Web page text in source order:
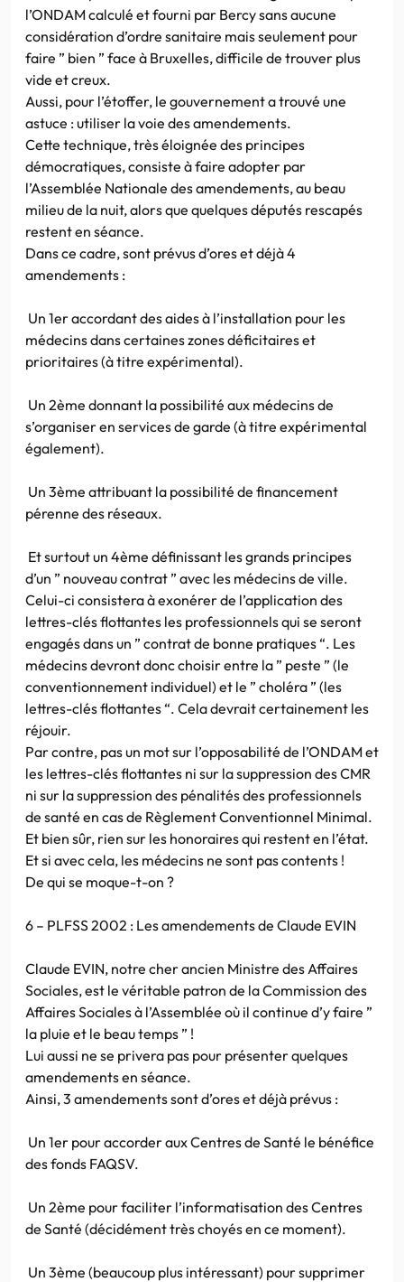
l’ONDAM calculé et fourni par Bercy sans aucune
considération d’ordre sanitaire mais seulement pour
faire ” bien ” face à Bruxelles, difficile de trouver plus
vide et creux.
Aussi, pour l’étoffer, le gouvernement a trouvé une
astuce : utiliser la voie des amendements.
Cette technique, très éloignée des principes
démocratiques, consiste à faire adopter par
l’Assemblée Nationale des amendements, au beau
milieu de la nuit, alors que quelques députés rescapés
restent en séance.
Dans ce cadre, sont prévus d’ores et déjà 4
amendements :
Un 1er accordant des aides à l’installation pour les
médecins dans certaines zones déficitaires et
prioritaires (à titre expérimental).
Un 2ème donnant la possibilité aux médecins de
s’organiser en services de garde (à titre expérimental
également).
Un 3ème attribuant la possibilité de financement
pérenne des réseaux.
Et surtout un 4ème définissant les grands principes
d’un ” nouveau contrat ” avec les médecins de ville.
Celui-ci consistera à exonérer de l’application des
lettres-clés flottantes les professionnels qui se seront
engagés dans un ” contrat de bonne pratiques “. Les
médecins devront donc choisir entre la ” peste ” (le
conventionnement individuel) et le ” choléra ” (les
lettres-clés flottantes “. Cela devrait certainement les
réjouir.
Par contre, pas un mot sur l’opposabilité de l’ONDAM et
les lettres-clés flottantes ni sur la suppression des CMR
ni sur la suppression des pénalités des professionnels
de santé en cas de Règlement Conventionnel Minimal.
Et bien sûr, rien sur les honoraires qui restent en l’état.
Et si avec cela, les médecins ne sont pas contents !
De qui se moque-t-on ?
6 – PLFSS 2002 : Les amendements de Claude EVIN
Claude EVIN, notre cher ancien Ministre des Affaires
Sociales, est le véritable patron de la Commission des
Affaires Sociales à l’Assemblée où il continue d’y faire ”
la pluie et le beau temps ” !
Lui aussi ne se privera pas pour présenter quelques
amendements en séance.
Ainsi, 3 amendements sont d’ores et déjà prévus :
Un 1er pour accorder aux Centres de Santé le bénéfice
des fonds FAQSV.
Un 2ème pour faciliter l’informatisation des Centres
de Santé (décidément très choyés en ce moment).
Un 3ème (beaucoup plus intéressant) pour supprimer